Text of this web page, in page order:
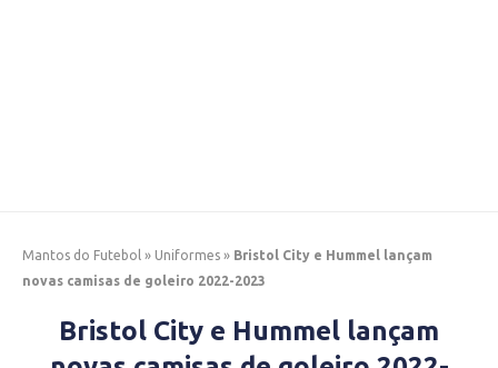
Mantos do Futebol » Uniformes » Bristol City e Hummel lançam
novas camisas de goleiro 2022-2023
Bristol City e Hummel lançam